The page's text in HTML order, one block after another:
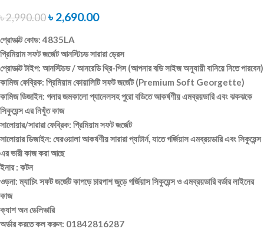
৳2,990.00৳ 2,690.00
প্রোডাক্ট কোড: 4835LA
প্রিমিয়াম সফট জর্জেট আনস্টিচড সারারা ড্রেস
প্রোডাক্ট টাইপ: আনস্টিচড / আনরেডি থ্রি-পিস (আপনার বডি সাইজ অনুযায়ী বানিয়ে নিতে পারবেন)
কামিজ ফেব্রিক: প্রিমিয়াম কোয়ালিটি সফট জর্জেট (Premium Soft Georgette)
কামিজ ডিজাইন: গলার জমকালো প্যানেলসহ পুরো বডিতে আকর্ষণীয় এমব্রয়ডারি এবং ঝকঝকে
সিকুয়েন্স এর নিখুঁত কাজ
সালোয়ার/সারারা ফেব্রিক: প্রিমিয়াম সফট জর্জেট
সালোয়ার ডিজাইন: ঘেরওয়ালা আকর্ষণীয় সারারা প্যাটার্ন, যাতে গর্জিয়াস এমব্রয়ডারি এবং সিকুয়েন্স
এর ভারী কাজ করা আছে
ইনার : কটন
ওড়না: ম্যাচিং সফট জর্জেট কাপড়ে চারপাশ জুড়ে গর্জিয়াস সিকুয়েন্স ও এমব্রয়ডারি বর্ডার লাইনের
কাজ
ক্যাশ অন ডেলিভারি
অর্ডার করতে কল করুন: 01842816287